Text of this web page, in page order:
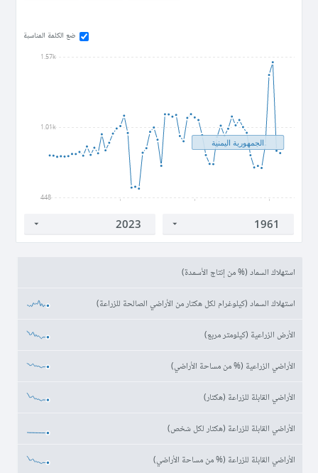
ضع الكلمة المناسبة
448
1.01k
1.57k
الجمهورية اليمنية
استهلاك السماد (% من إنتاج الأسمدة)
استهلاك السماد (كيلوغرام لكل هكتار من الأراضي الصالحة للزراعة)
‏الأرض الزراعية (كيلومتر مربع)
الأراضي الزراعية (% من مساحة الأراضي)
الأراضي القابلة للزراعة (هكتار)
الأراضي القابلة للزراعة (هكتار لكل شخص)
الأراضي القابلة للزراعة (% من مساحة الأراضي)